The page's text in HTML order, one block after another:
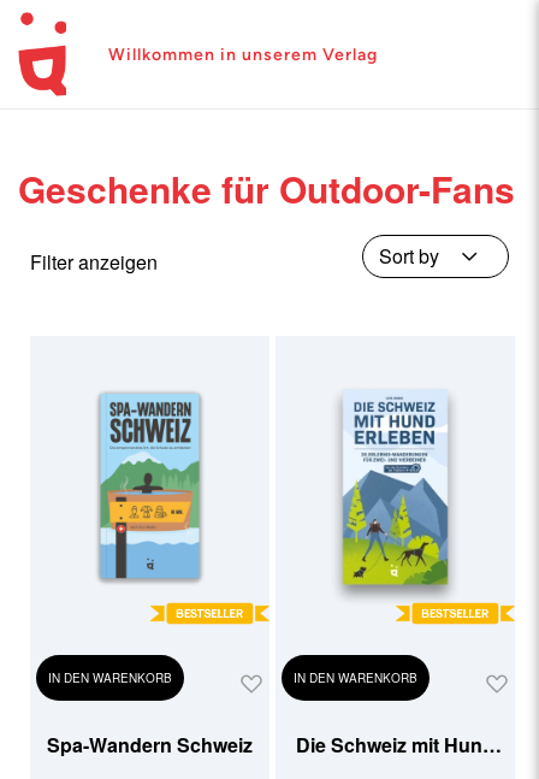
Willkommen in unserem Verlag
Geschenke für Outdoor-Fans
Filter anzeigen
IN DEN WARENKORB
Spa-Wandern Schweiz
IN DEN WARENKORB
Die Schweiz mit Hund